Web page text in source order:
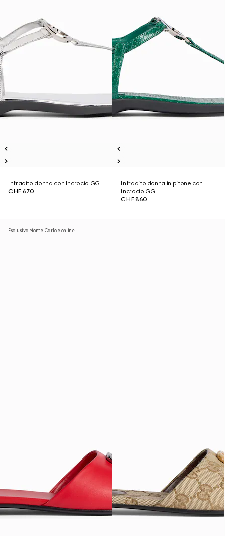
Infradito donna con Incrocio GG
CHF 670
Infradito donna in pitone con
Incrocio GG
CHF 860
Esclusiva Monte Carlo e online